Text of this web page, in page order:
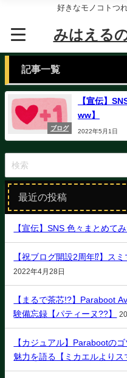
好きなモノコトつ
みはえる
記事一覧
ブログ
【宣伝】
ww】
2022年5月1日
最近の投稿
【宣伝】SNS 色々まとめて
【祝ブログ開設2周年⁉】ス
2022年4月28日
【まるで茶芯!?】Paraboot
験備忘録【パティーヌ??】
【カジュアル】Parabootの
魅力を語る【ミカエルよりス